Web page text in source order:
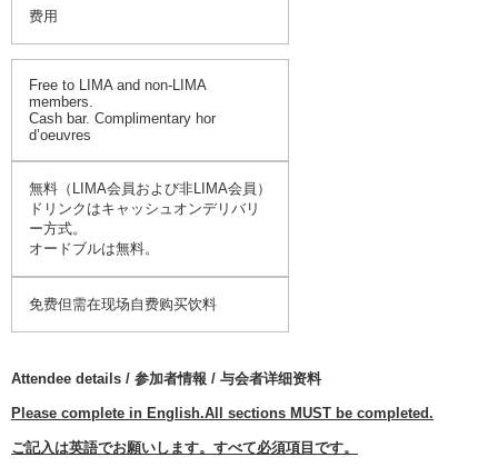
费用
Free to LIMA and non-LIMA
members.
Cash bar. Complimentary hor
d’oeuvres
無料（LIMA会員および非LIMA会員）
ドリンクはキャッシュオンデリバリ
ー方式。
オードブルは無料。
免费但需在现场自费购买饮料
Attendee details / 参加者情報 / 与会者详细资料
Please complete in English.All sections MUST be completed.
ご記入は英語でお願いします。すべて必須項目です。